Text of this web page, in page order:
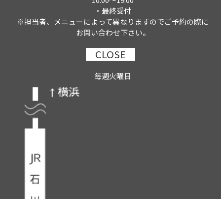
・最終受付
※担当者、メニューによって異なりますのでご予約の際に
お問い合わせ下さい。
CLOSE
毎週火曜日